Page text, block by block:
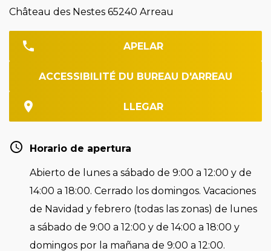
Château des Nestes 65240 Arreau
APELAR
ACCESSIBILITÉ DU BUREAU D'ARREAU
LLEGAR
Horario de apertura
Abierto de lunes a sábado de 9:00 a 12:00 y de
14:00 a 18:00. Cerrado los domingos. Vacaciones
de Navidad y febrero (todas las zonas) de lunes
a sábado de 9:00 a 12:00 y de 14:00 a 18:00 y
domingos por la mañana de 9:00 a 12:00.